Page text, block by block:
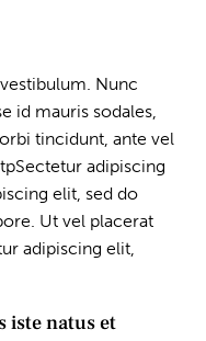
Nunc
id mauris sodales,
tincidunt, ante vel
adipiscing
elit, sed do
Ut vel placerat
adipiscing elit,
iste natus et